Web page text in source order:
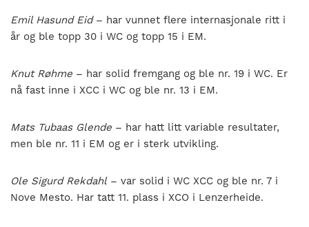
Emil Hasund Eid– har vunnet flere internasjonale ritt i
år og ble topp 30 i WC og topp 15 i EM.
Knut Røhme – har solid fremgang og ble nr. 19 i WC. Er
nå fast inne i XCC i WC og ble nr. 13 i EM.
Mats Tubaas Glende – har hatt litt variable resultater,
men ble nr. 11 i EM og er i sterk utvikling.
Ole Sigurd Rekdahl– var solid i WC XCC og ble nr. 7 i
Nove Mesto. Har tatt 11. plass i XCO i Lenzerheide.